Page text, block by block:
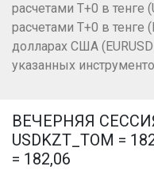
расчетами Т+0 в тенге
расчетами T+0 в тенге
долларах США
указанных
ВЕЧЕРНЯЯ
USDKZT_TOM =
= 182,06